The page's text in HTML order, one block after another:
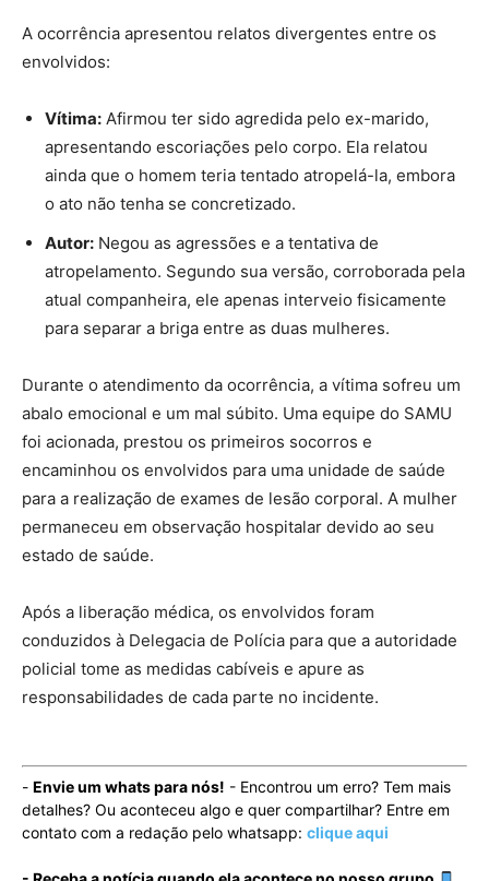
A ocorrência apresentou relatos divergentes entre os
envolvidos:
Vítima: Afirmou ter sido agredida pelo ex-marido,
apresentando escoriações pelo corpo. Ela relatou
ainda que o homem teria tentado atropelá-la, embora
o ato não tenha se concretizado.
Autor: Negou as agressões e a tentativa de
atropelamento. Segundo sua versão, corroborada pela
atual companheira, ele apenas interveio fisicamente
para separar a briga entre as duas mulheres.
Durante o atendimento da ocorrência, a vítima sofreu um
abalo emocional e um mal súbito. Uma equipe do SAMU
foi acionada, prestou os primeiros socorros e
encaminhou os envolvidos para uma unidade de saúde
para a realização de exames de lesão corporal. A mulher
permaneceu em observação hospitalar devido ao seu
estado de saúde.
Após a liberação médica, os envolvidos foram
conduzidos à Delegacia de Polícia para que a autoridade
policial tome as medidas cabíveis e apure as
responsabilidades de cada parte no incidente.
- Envie um whats para nós! - Encontrou um erro? Tem mais
detalhes? Ou aconteceu algo e quer compartilhar? Entre em
contato com a redação pelo whatsapp: clique aqui